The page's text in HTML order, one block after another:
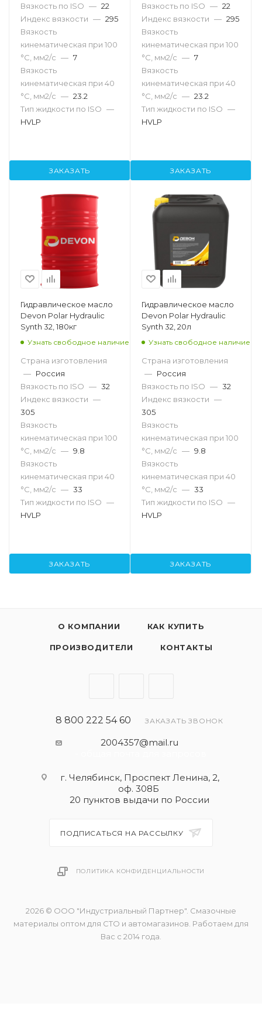
Вязкость по ISO — 22
Индекс вязкости — 295
Вязкость
кинематическая при 100
°С, мм2/с — 7
Вязкость
кинематическая при 40
°С, мм2/с — 23.2
Тип жидкости по ISO —
HVLP
ЗАКАЗАТЬ
Вязкость по ISO — 22
Индекс вязкости — 295
Вязкость
кинематическая при 100
°С, мм2/с — 7
Вязкость
кинематическая при 40
°С, мм2/с — 23.2
Тип жидкости по ISO —
HVLP
ЗАКАЗАТЬ
Гидравлическое масло
Devon Polar Hydraulic
Synth 32, 180кг
Узнать свободное наличие
Страна изготовления
— Россия
Вязкость по ISO — 32
Индекс вязкости —
305
Вязкость
кинематическая при 100
°С, мм2/с — 9.8
Вязкость
кинематическая при 40
°С, мм2/с — 33
Тип жидкости по ISO —
HVLP
ЗАКАЗАТЬ
Гидравлическое масло
Devon Polar Hydraulic
Synth 32, 20л
Узнать свободное наличие
Страна изготовления
— Россия
Вязкость по ISO — 32
Индекс вязкости —
305
Вязкость
кинематическая при 100
°С, мм2/с — 9.8
Вязкость
кинематическая при 40
°С, мм2/с — 33
Тип жидкости по ISO —
HVLP
ЗАКАЗАТЬ
О КОМПАНИИ КАК КУПИТЬ
ПРОИЗВОДИТЕЛИ КОНТАКТЫ
8 800 222 54 60 ЗАКАЗАТЬ ЗВОНОК
2004357@mail.ru
г. Челябинск, Проспект Ленина, 2,
оф. 308Б
20 пунктов выдачи по России
ПОДПИСАТЬСЯ НА РАССЫЛКУ
ПОЛИТИКА КОНФИДЕНЦИАЛЬНОСТИ
2026 © ООО "Индустриальный Партнер". Смазочные
материалы оптом для СТО и автомагазинов. Работаем для
Вас с 2014 года.